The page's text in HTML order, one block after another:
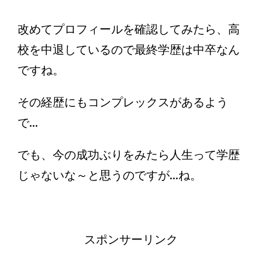
改めてプロフィールを確認してみたら、高
校を中退しているので最終学歴は中卒なん
ですね。
その経歴にもコンプレックスがあるよう
で...
でも、今の成功ぶりをみたら人生って学歴
じゃないな～と思うのですが...ね。
スポンサーリンク